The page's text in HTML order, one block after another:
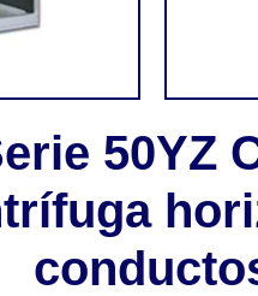
50YZ